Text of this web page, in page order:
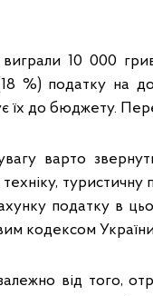
10 000
%) податку на
їх до бюджету.
варто
туристичну
податку в
кодексом
від того,